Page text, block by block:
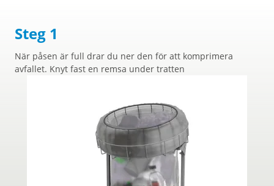
Steg 1
När påsen är full drar du ner den för att komprimera
avfallet. Knyt fast en remsa under tratten